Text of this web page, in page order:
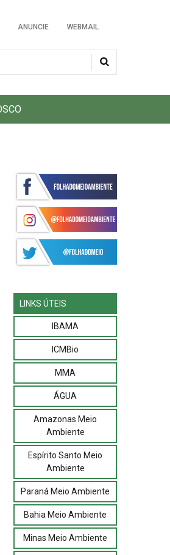
ANUNCIE WEBMAIL
LINKS ÚTEIS
IBAMA
ICMBio
MMA
ÁGUA
Amazonas Meio
Ambiente
Espírito Santo Meio
Ambiente
Paraná Meio Ambiente
Bahia Meio Ambiente
Minas Meio Ambiente